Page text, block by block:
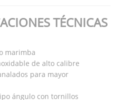
TÉCNICAS
marimba
de alto calibre
para mayor
ángulo con tornillos